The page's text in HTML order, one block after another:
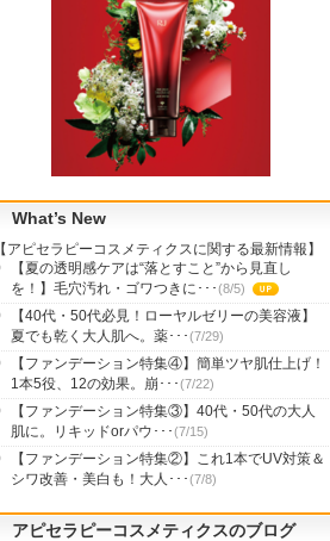
What’s New
【アピセラピーコスメティクスに関する最新情報】
【夏の透明感ケアは“落とすこと”から見直し
を！】毛穴汚れ・ゴワつきに･･･(8/5)
UP
【40代・50代必見！ローヤルゼリーの美容液】
夏でも乾く大人肌へ。薬･･･(7/29)
【ファンデーション特集④】簡単ツヤ肌仕上げ！
1本5役、12の効果。崩･･･(7/22)
【ファンデーション特集③】40代・50代の大人
肌に。リキッドorパウ･･･(7/15)
【ファンデーション特集②】これ1本でUV対策＆
シワ改善・美白も！大人･･･(7/8)
アピセラピーコスメティクスのブログ